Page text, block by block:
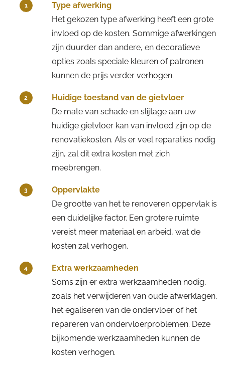
1
Type afwerking
Het gekozen type afwerking heeft een grote
invloed op de kosten. Sommige afwerkingen
zijn duurder dan andere, en decoratieve
opties zoals speciale kleuren of patronen
kunnen de prijs verder verhogen.
2
Huidige toestand van de gietvloer
De mate van schade en slijtage aan uw
huidige gietvloer kan van invloed zijn op de
renovatiekosten. Als er veel reparaties nodig
zijn, zal dit extra kosten met zich
meebrengen.
3
Oppervlakte
De grootte van het te renoveren oppervlak is
een duidelijke factor. Een grotere ruimte
vereist meer materiaal en arbeid, wat de
kosten zal verhogen.
4
Extra werkzaamheden
Soms zijn er extra werkzaamheden nodig,
zoals het verwijderen van oude afwerklagen,
het egaliseren van de ondervloer of het
repareren van ondervloerproblemen. Deze
bijkomende werkzaamheden kunnen de
kosten verhogen.